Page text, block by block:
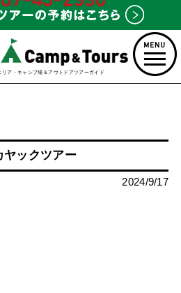
ア・キャンプ場＆アウトドアツアーガイド
ヤックツアー
2024/9/17